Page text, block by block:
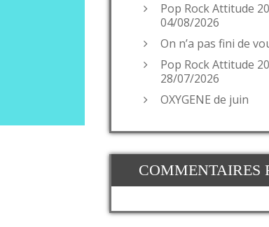
Pop Rock Attitude
04/08/2026
On n’a pas fini de
Pop Rock Attitude
28/07/2026
OXYGENE de juin
COMMENTAIRES